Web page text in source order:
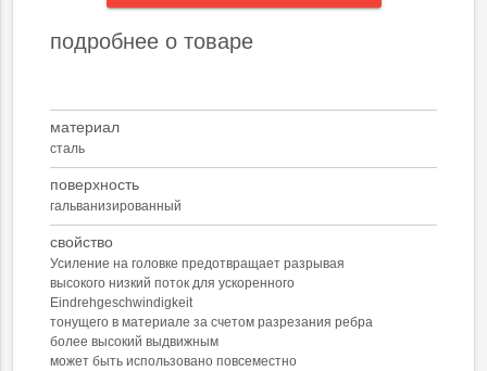
подробнее о товаре
материал
сталь
поверхность
гальванизированный
свойство
Усиление на головке предотвращает разрывая
высокого низкий поток для ускоренного
Eindrehgeschwindigkeit
тонущего в материале за счетом разрезания ребра
более высокий выдвижным
может быть использовано повсеместно